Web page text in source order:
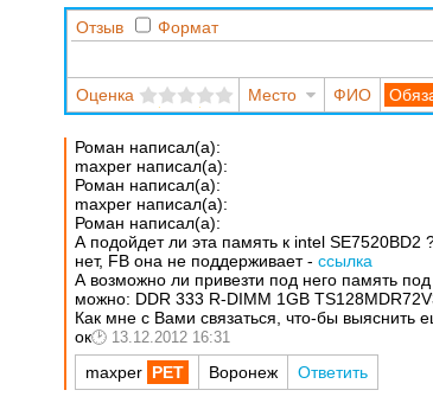
Отзыв Формат
Оценка Место ФИО
Роман написал(а):
maxper написал(а):
Роман написал(а):
maxper написал(а):
Роман написал(а):
А подойдет ли эта память к intel SE7520BD2
нет, FB она не поддерживает -ссылка
А возможно ли привезти под него память под
можно: DDR 333 R-DIMM 1GB
Как мне с Вами связаться, что-бы
ок
13.12.2012 16:31
maxper Воронеж Ответить